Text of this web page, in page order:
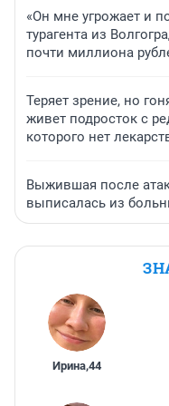
«Он мне угрожает и
турагента из
почти миллиона
Теряет зрение, но
живет подросток с
которого нет
Выжившая после
выписалась из
Ирина,44